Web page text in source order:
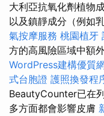
大利亞抗氧化劑植物
以及鎮靜成分（例如
氣按摩服務 桃園植牙
方的高風險區域中額
WordPress建構優質
式台胞證 護照換發程
BeautyCounter已在
多方面都會影響皮膚